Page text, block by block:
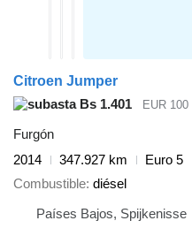
Citroen Jumper
Bs 1.401
EUR 100
Furgón
2014
347.927 km
Euro 5
Combustible diésel
Países Bajos, Spijkenisse